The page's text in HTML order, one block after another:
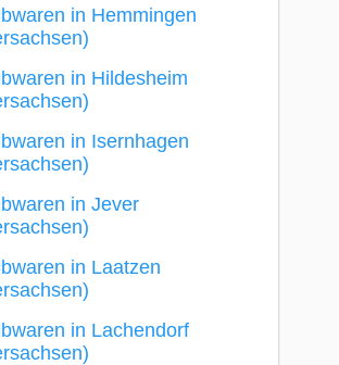
in Hemmingen
in Hildesheim
in Isernhagen
in Jever
in Laatzen
in Lachendorf